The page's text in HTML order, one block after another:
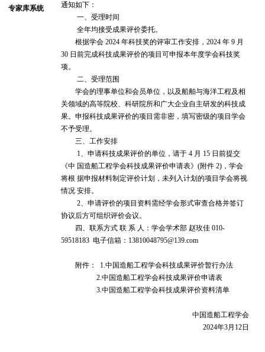
专家库系统
通知如下：
一、受理时间
全年均接受成果评价委托。
根据学会 2024 年科技奖的评审工作安排，2024 年 9 月
30 日前完成科技成果评价的项目可申报本年度学会科技奖
项。
二、受理范围
学会的理事单位和会员单位，以及船舶与海洋工程及相
关领域的高等院校、科研院所和广大企业自主研发的科技成
果。申报科技成果评价的项目需非密，填写密级的项目学会
不予受理。
三、工作安排
1、申请科技成果评价的单位，请于 4 月 15 日前提交
《中 国造船工程学会科技成果评价申请表》(附件 2)，学会
将根 据申报材料制定评价计划，未列入计划的项目学会将视
情况 安排。
2、申请评价的项目资料需经学会形式审查合格并签订
协议后方可组织评价会议。
四、联系方式 联 系 人：学会学术部 赵玫佳 010-
59518183 电子信箱：13810048795@139.com
附件： 1.中国造船工程学会科技成果评价暂行办法
2.中国造船工程学会科技成果评价申请表
3.中国造船工程学会科技成果评价资料清单
中国造船工程学会
2024年3月12日